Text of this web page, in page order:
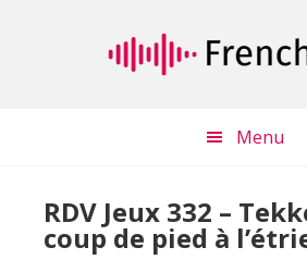
Menu
RDV Jeux 332 –
coup de pied à